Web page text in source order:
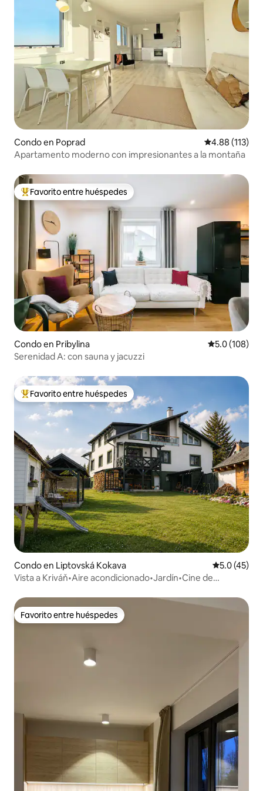
Condo en Poprad Calificación
4.88 (113)
Apartamento moderno con impresionantes a la montaña
Favorito entre huéspedes preferido
Favorito entre huéspedes
Condo en Pribylina Calificación
5.0 (108)
Serenidad A: con sauna y jacuzzi
Favorito entre huéspedes preferido
Favorito entre huéspedes
Condo en Liptovská Kokava Calificación
5.0 (45)
Vista a Kriváň•Aire acondicionado•Jardín•Cine de
Favorito entre huéspedes
Favorito entre huéspedes